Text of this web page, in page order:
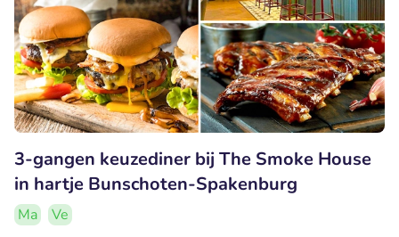
3-gangen keuzediner bij The Smoke House
in hartje Bunschoten-Spakenburg
Ma
Ve